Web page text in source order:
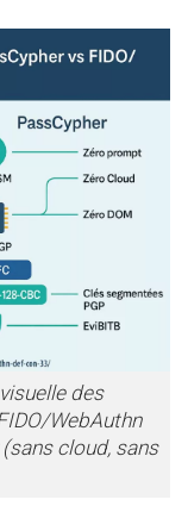
des
WebAuthn
cloud, sans